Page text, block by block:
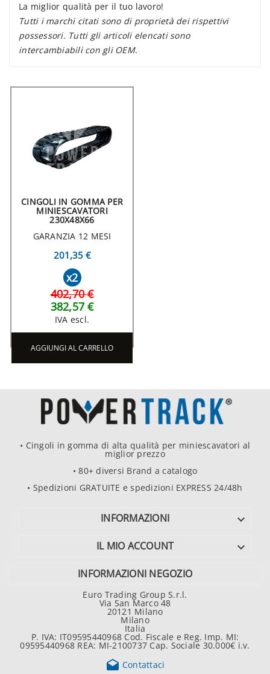
La miglior qualità per il tuo lavoro!
Tutti i marchi citati sono di proprietà dei rispettivi
possessori. Tutti gli articoli elencati sono
intercambiabili con gli OEM.
CINGOLI IN GOMMA PER
MINIESCAVATORI
230X48X66
GARANZIA 12 MESI
201,35 €
x2
402,70 €
382,57 €
IVA escl.
AGGIUNGI AL CARRELLO
• Cingoli in gomma di alta qualità per miniescavatori al
miglior prezzo
• 80+ diversi Brand a catalogo
• Spedizioni GRATUITE e spedizioni EXPRESS 24/48h
INFORMAZIONI 
IL MIO ACCOUNT 
INFORMAZIONI NEGOZIO
Euro Trading Group S.r.l.
Via San Marco 48
20121 Milano
Milano
Italia
P. IVA: IT09595440968 Cod. Fiscale e Reg. Imp. MI:
09595440968 REA: MI-2100737 Cap. Sociale 30.000€ i.v.
 Contattaci